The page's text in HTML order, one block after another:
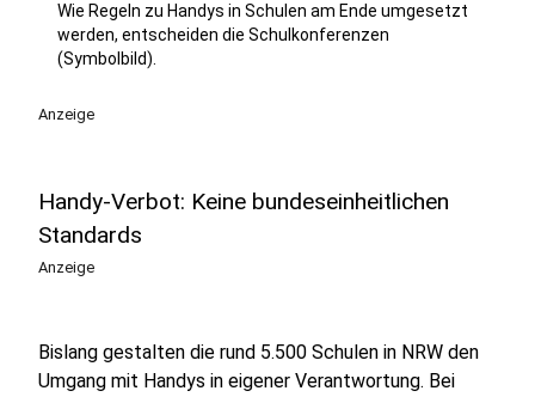
Wie Regeln zu Handys in Schulen am Ende umgesetzt
werden, entscheiden die Schulkonferenzen
(Symbolbild).
Anzeige
Handy-Verbot: Keine bundeseinheitlichen
Standards
Anzeige
Bislang gestalten die rund 5.500 Schulen in NRW den
Umgang mit Handys in eigener Verantwortung. Bei